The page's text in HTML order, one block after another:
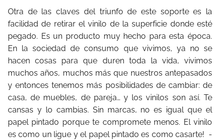
Otra de las claves del triunfo de este soporte es la
facilidad de retirar el vinilo de la superficie donde esté
pegado. Es un producto muy hecho para esta época.
En la sociedad de consumo que vivimos, ya no se
hacen cosas para que duren toda la vida, vivimos
muchos años, muchos más que nuestros antepasados
y entonces tenemos más posibilidades de cambiar: de
casa, de muebles, de pareja… y los vinilos son así. Te
cansas y lo cambias. Sin marcas, no es igual que el
papel pintado porque te compromete menos. El vinilo
es como un ligue y el papel pintado es como casarte! -